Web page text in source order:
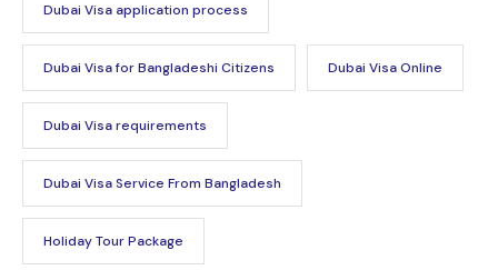
Dubai Visa application process
Dubai Visa for Bangladeshi Citizens Dubai Visa Online
Dubai Visa requirements
Dubai Visa Service From Bangladesh
Holiday Tour Package